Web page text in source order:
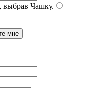
выбрав Чашку.